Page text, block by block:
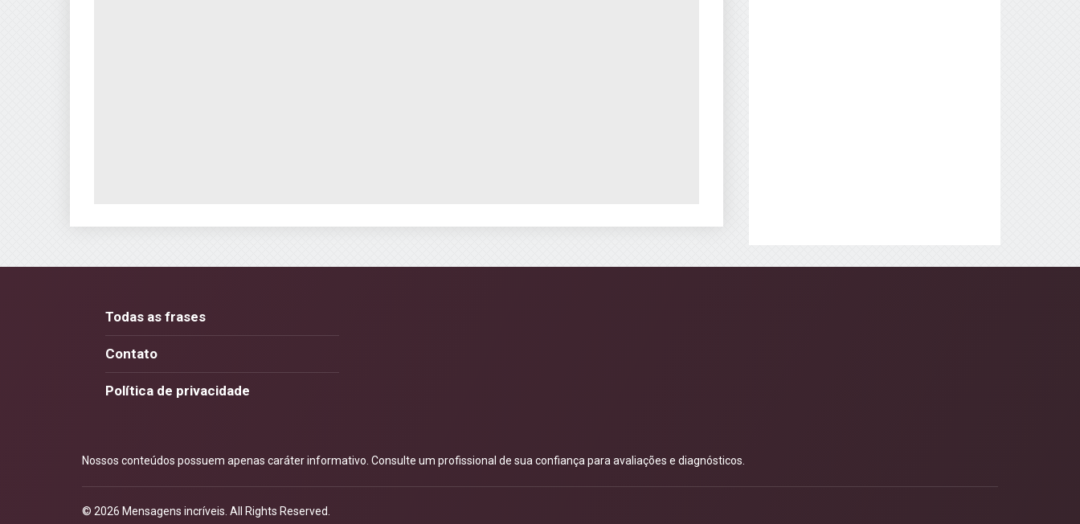
Todas as frases
Contato
Política de privacidade
Nossos conteúdos possuem apenas caráter informativo. Consulte um profissional de sua confiança para avaliações e diagnósticos.
© 2026 Mensagens incríveis . All Rights Reserved.